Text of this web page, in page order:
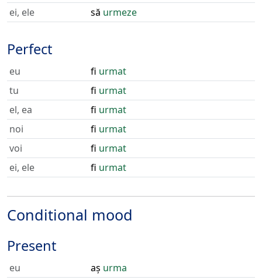
ei, ele
să urmeze
Perfect
eu fi urmat
tu
fi urmat
el, ea
fi urmat
noi
fi urmat
voi
fi urmat
ei, ele
fi urmat
Conditional mood
Present
eu aș urma